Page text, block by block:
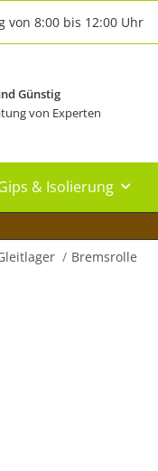
von 8:00 bis 12:00 Uhr
Günstig
von Experten
& Isolierung
Bremsrolle